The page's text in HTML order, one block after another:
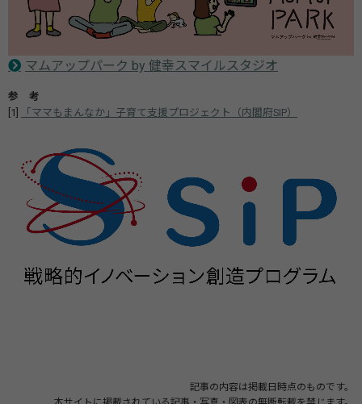
マムアップパーク by 健幸スマイルスタジオ
参 考
[1]
「ママもまんなか」子育て支援プロジェクト（内閣府SIP）
記事の内容は掲載日時点のものです。